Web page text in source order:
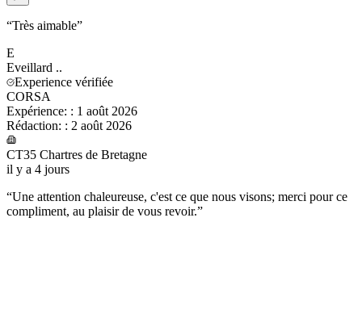
“Très aimable”
E
Eveillard ..
Experience vérifiée
CORSA
Expérience: : 1 août 2026
Rédaction: : 2 août 2026
CT35 Chartres de Bretagne
il y a 4 jours
“Une attention chaleureuse, c'est ce que nous visons; merci pour ce
compliment, au plaisir de vous revoir.”